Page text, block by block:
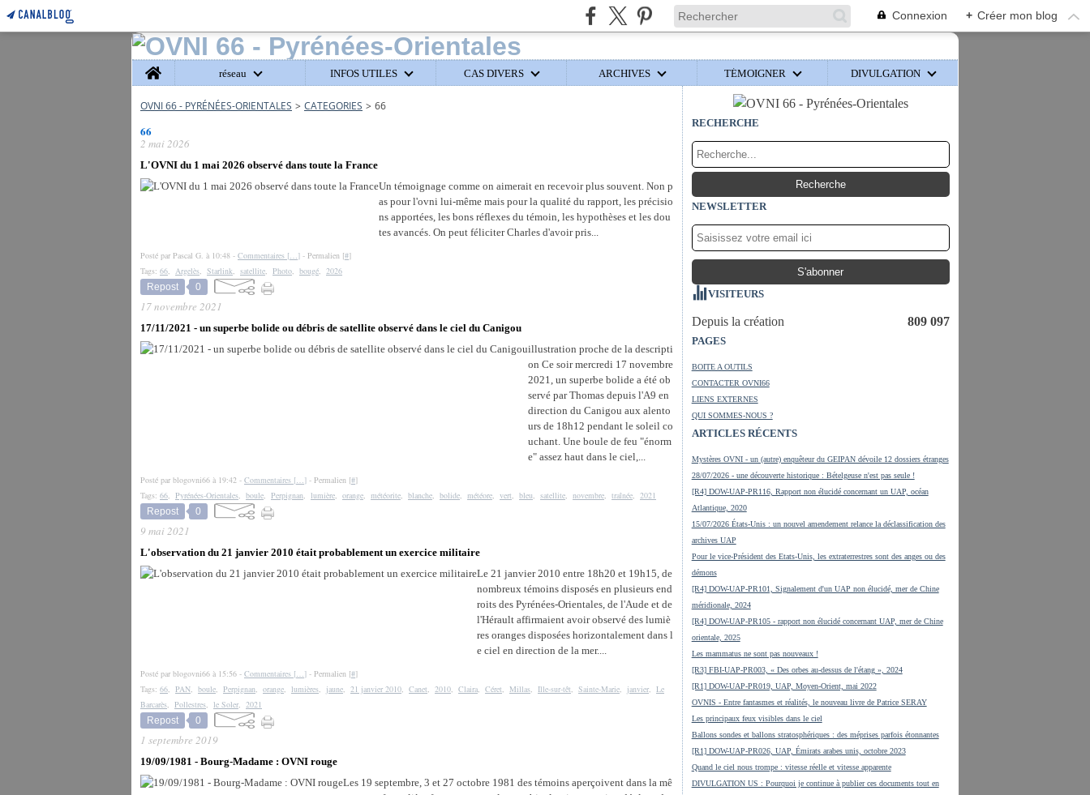
Connexion + Créer mon blog
Home
réseau INFOS UTILES CAS DIVERS ARCHIVES TÉMOIGNER DIVULGATION
OVNI 66 - PYRÉNÉES-ORIENTALES > CATEGORIES > 66
66
2 mai 2026
L'OVNI du 1 mai 2026 observé dans toute la France
Un témoignage comme on aimerait en recevoir plus souvent. Non p
as pour l'ovni lui-même mais pour la qualité du rapport, les précisio
ns apportées, les bons réflexes du témoin, les hypothèses et les dou
tes avancés. On peut féliciter Charles d'avoir pris...
Posté par Pascal G. à 10:48 - Commentaires […] - Permalien [#]
Tags: 66, Argelès, Starlink, satellite, Photo, bougé, 2026
Repost
0
17 novembre 2021
17/11/2021 - un superbe bolide ou débris de satellite observé dans le ciel du Canigou
illustration proche de la descripti
on Ce soir mercredi 17 novembre
2021, un superbe bolide a été ob
servé par Thomas depuis l'A9 en
direction du Canigou aux alento
urs de 18h12 pendant le soleil co
uchant. Une boule de feu "énorm
e" assez haut dans le ciel,...
Posté par blogovni66 à 19:42 - Commentaires […] - Permalien [#]
Tags: 66, Pyrénées-Orientales, boule, Perpignan, lumière, orange, météorite, blanche, bolide, météore, vert, bleu, satellite, novembre, traînée, 2021
Repost
0
9 mai 2021
L'observation du 21 janvier 2010 était probablement un exercice militaire
Le 21 janvier 2010 entre 18h20 et 19h15, de
nombreux témoins disposés en plusieurs end
roits des Pyrénées-Orientales, de l'Aude et de
l'Hérault affirmaient avoir observé des lumiè
res oranges disposées horizontalement dans l
e ciel en direction de la mer....
Posté par blogovni66 à 15:56 - Commentaires […] - Permalien [#]
Tags: 66, PAN, boule, Perpignan, orange, lumières, jaune, 21 janvier 2010, Canet, 2010, Claira, Céret, Millas, Ille-sur-têt, Sainte-Marie, janvier, Le
Barcarès, Pollestres, le Soler, 2021
Repost
0
1 septembre 2019
19/09/1981 - Bourg-Madame : OVNI rouge
Les 19 septembre, 3 et 27 octobre 1981 des témoins aperçoivent dans la mê
RECHERCHE
NEWSLETTER
VISITEURS
Depuis la création 809 097
PAGES
BOITE A OUTILS
CONTACTER OVNI66
LIENS EXTERNES
QUI SOMMES-NOUS ?
ARTICLES RÉCENTS
Mystères OVNI - un (autre) enquêteur du GEIPAN dévoile 12 dossiers étranges
28/07/2026 - une découverte historique : Bételgeuse n'est pas seule !
[R4] DOW-UAP-PR116, Rapport non élucidé concernant un UAP, océan
Atlantique, 2020
15/07/2026 États-Unis : un nouvel amendement relance la déclassification des
archives UAP
Pour le vice-Président des Etats-Unis, les extraterrestres sont des anges ou des
démons
[R4] DOW-UAP-PR101, Signalement d'un UAP non élucidé, mer de Chine
méridionale, 2024
[R4] DOW-UAP-PR105 - rapport non élucidé concernant UAP, mer de Chine
orientale, 2025
Les mammatus ne sont pas nouveaux !
[R3] FBI-UAP-PR003, « Des orbes au-dessus de l'étang », 2024
[R1] DOW-UAP-PR019, UAP, Moyen-Orient, mai 2022
OVNIS - Entre fantasmes et réalités, le nouveau livre de Patrice SERAY
Les principaux feux visibles dans le ciel
Ballons sondes et ballons stratosphériques : des méprises parfois étonnantes
[R1] DOW-UAP-PR026, UAP, Émirats arabes unis, octobre 2023
Quand le ciel nous trompe : vitesse réelle et vitesse apparente
DIVULGATION US : Pourquoi je continue à publier ces documents tout en